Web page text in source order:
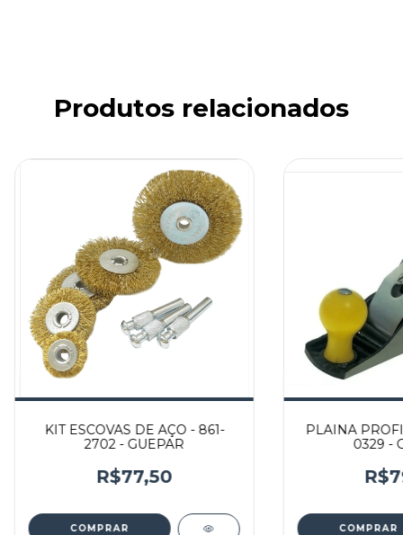
Produtos relacionados
KIT ESCOVAS DE AÇO - 861-
2702 - GUEPAR
R$77,50
COMPRAR
PLAINA
0329 -
COMPRAR